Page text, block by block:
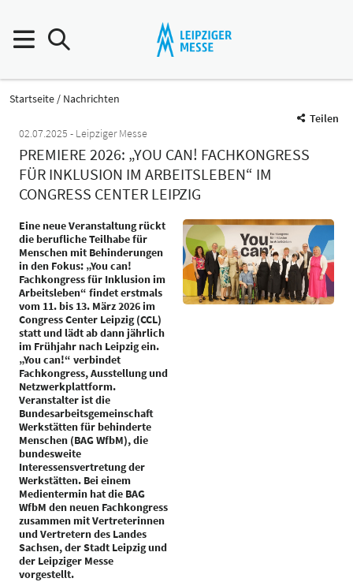
Startseite
Nachrichten
Teilen
02.07.2025
Leipziger Messe
PREMIERE 2026: „YOU CAN! FACHKONGRESS
FÜR INKLUSION IM ARBEITSLEBEN“ IM
CONGRESS CENTER LEIPZIG
Eine neue Veranstaltung rückt
die berufliche Teilhabe für
Menschen mit Behinderungen
in den Fokus: „You can!
Fachkongress für Inklusion im
Arbeitsleben“ findet erstmals
vom 11. bis 13. März 2026 im
Congress Center Leipzig (CCL)
statt und lädt ab dann jährlich
im Frühjahr nach Leipzig ein.
„You can!“ verbindet
Fachkongress, Ausstellung und
Netzwerkplattform.
Veranstalter ist die
Bundesarbeitsgemeinschaft
Werkstätten für behinderte
Menschen (BAG WfbM), die
bundesweite
Interessensvertretung der
Werkstätten. Bei einem
Medientermin hat die BAG
WfbM den neuen Fachkongress
zusammen mit Vertreterinnen
und Vertretern des Landes
Sachsen, der Stadt Leipzig und
der Leipziger Messe
vorgestellt.